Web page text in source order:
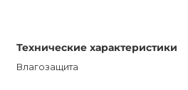
Технические характеристики
Влагозащита